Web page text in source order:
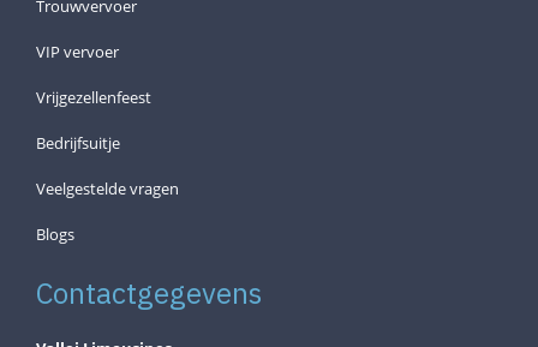
Trouwvervoer
VIP vervoer
Vrijgezellenfeest
Bedrijfsuitje
Veelgestelde vragen
Blogs
Contactgegevens